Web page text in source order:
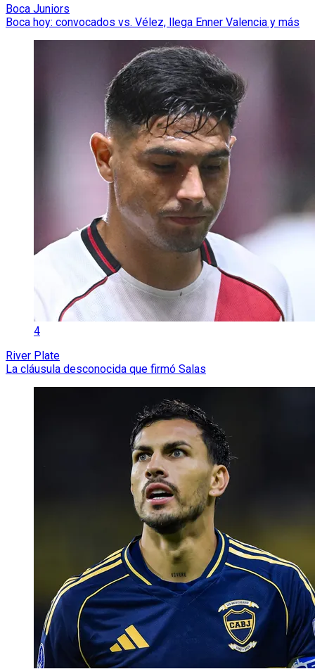
Boca Juniors
Boca hoy: convocados vs. Vélez, llega Enner Valencia y más
4
River Plate
La cláusula desconocida que firmó Salas